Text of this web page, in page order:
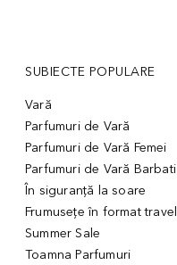
SUBIECTE POPULARE
Vară
Parfumuri de Vară
Parfumuri de Vară Femei
Parfumuri de Vară Barbati
În siguranță la soare
Frumusețe în format travel
Summer Sale
Toamna Parfumuri